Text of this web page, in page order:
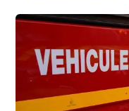
et voir
Maritima
Qui